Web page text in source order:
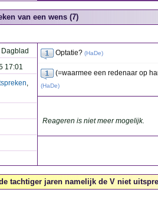
van een wens (7)
17:01
,
Optatie? (HaDe)
(=waarmee een redenaar op
(HaDe)
Reageren is niet meer mogelijk.
tachtiger jaren namelijk de V niet